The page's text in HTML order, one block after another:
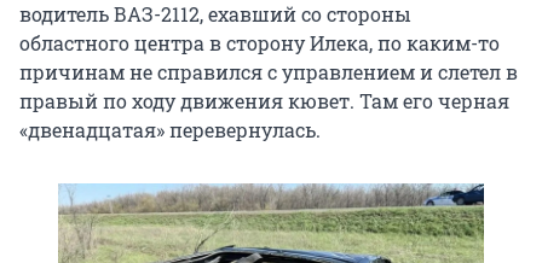
водитель ВАЗ-2112, ехавший со стороны
областного центра в сторону Илека, по каким-то
причинам не справился с управлением и слетел в
правый по ходу движения кювет. Там его черная
«двенадцатая» перевернулась.